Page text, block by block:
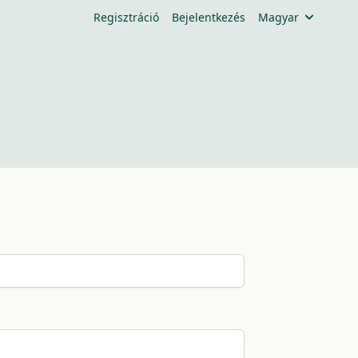
Regisztráció Bejelentkezés Magyar